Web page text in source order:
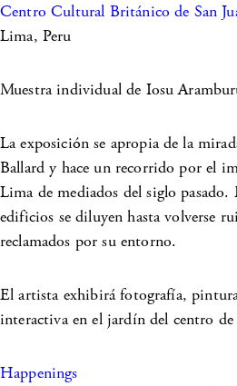
Centro Cultural Británico de San
Lima, Peru
Muestra individual de Iosu
La exposición se apropia de la
Ballard y hace un recorrido por el
Lima de mediados del siglo pasado.
edificios se diluyen hasta volverse
reclamados por su entorno.
El artista exhibirá fotografía,
interactiva en el jardín del centro
Happenings